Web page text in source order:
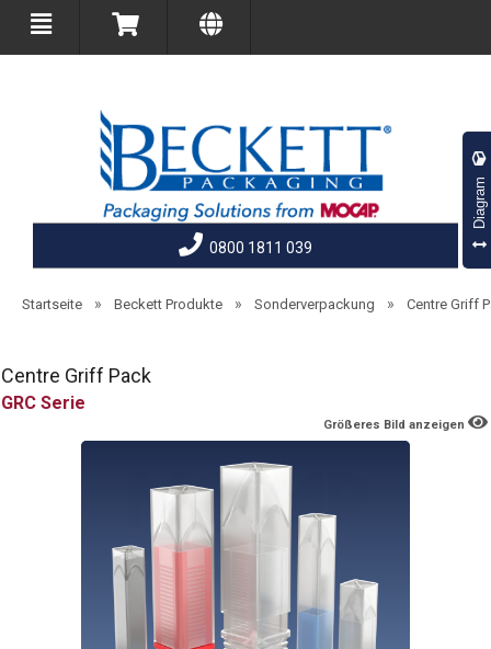
0800 1811 039
Startseite » Beckett Produkte » Sonderverpackung » Centre Griff
Centre Griff Pack
GRC
Größeres Bild anzeigen
Diagram